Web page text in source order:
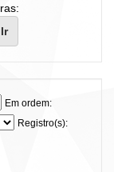
Em ordem:
Registro(s):